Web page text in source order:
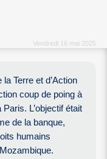
Vendredi 16 mai 2025
Terre et d’Action
coup de poing à
L’objectif était
de la banque,
humains